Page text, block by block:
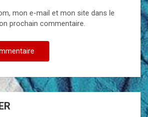
mon e-mail et mon site dans le
prochain commentaire.